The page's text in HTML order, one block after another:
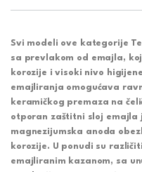
Svi modeli ove kategorije
sa prevlakom od emajla,
korozije i visoki nivo
emajliranja omogućava
keramičkog premaza na
otporan zaštitni sloj emajla
magnezijumska anoda
korozije. U ponudi su
emajliranim kazanom, sa